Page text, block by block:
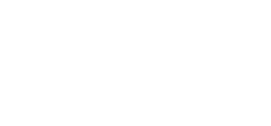
дерево невибагливе, а купити саджанці можна поштою.
допомагає при кашлі і набряках. Каштани практично не
самостійну страву як гарнір.
їстівного каштану в Інтернет-магазині МегаСад.